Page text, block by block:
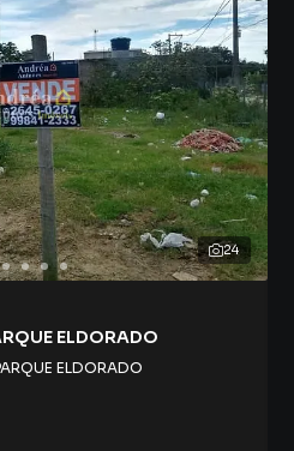
24
ELDORADO
ELDORADO